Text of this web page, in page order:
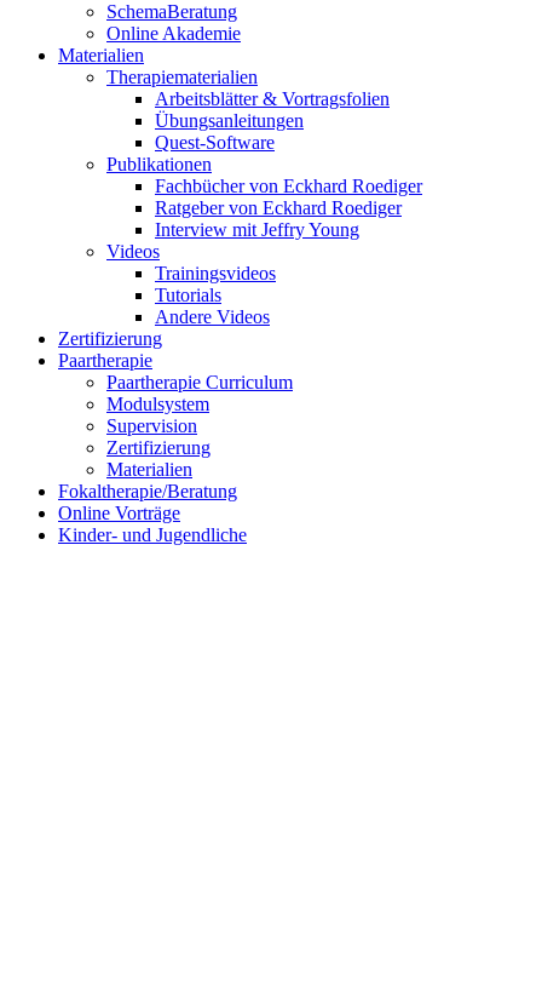
SchemaBeratung
Online Akademie
Materialien
Therapiematerialien
Arbeitsblätter & Vortragsfolien
Übungsanleitungen
Quest-Software
Publikationen
Fachbücher von Eckhard Roediger
Ratgeber von Eckhard Roediger
Interview mit Jeffry Young
Videos
Trainingsvideos
Tutorials
Andere Videos
Zertifizierung
Paartherapie
Paartherapie Curriculum
Modulsystem
Supervision
Zertifizierung
Materialien
Fokaltherapie/Beratung
Online Vorträge
Kinder- und Jugendliche